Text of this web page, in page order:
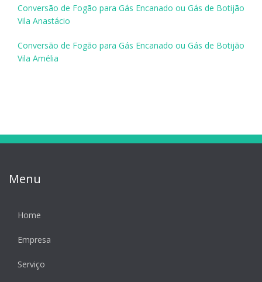
Conversão de Fogão para Gás Encanado ou Gás de Botijão
Vila Anastácio
Conversão de Fogão para Gás Encanado ou Gás de Botijão
Vila Amélia
Menu
Home
Empresa
Serviço